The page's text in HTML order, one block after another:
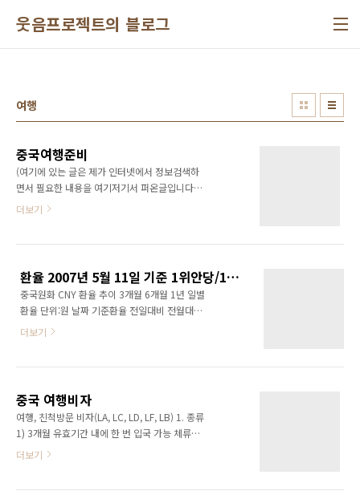
웃음프로젝트의 블로그
여행
중국여행준비
(여기에 있는 글은 제가 인터넷에서 정보검색하
면서 필요한 내용을 여기저기서 퍼온글입니다.
참고하세요.) 1. 중국어 모르고 여행 가능하냐
품 하나 없이 간걸 후회하며. 우리나라 동전 남은
것을 기뻐하며. 최소한 회화책 한번은 읽고 가길
권한다. 외우라는 소리가 아니다. 책 구성이라도
파악해서 빨리 찾을 수 있도록 하라는 뜻이다. 그
어 발음을 알아 놓길 바란다. 그것 귀찮다고 안하
다녔는데 다닐 때는 참 중국 사람들이 친절하고
좋다..
더보기
환율 2007년 5월 11일 기준 1위안당/120.60원
중국원화 CNY 환율 추이 3개월 6개월 1년 일별
환율 단위:원 날짜 기준환율 전일대비 전월대비
전분기대비 전년대비 2007-05-11 120.60
0.62 0.92 0.76 2.55 2007-05-04 120.38
0.09 0.72 0.47 3.17 2007-05-03 120.29
0.46 0.98 0.56 3.69 2007-05-02 120.75
0.05 0.58 0.10 3.43 2007-04-30 120.80
더보기
중국 여행비자
여행, 친척방문 비자(LA, LC, LD, LF, LB) 1. 종류
1) 3개월 유효기간 내에 한 번 입국 가능 체류기
간 30일(LA), 60일(LC), 90일(LD), 180일(LF)
더보기